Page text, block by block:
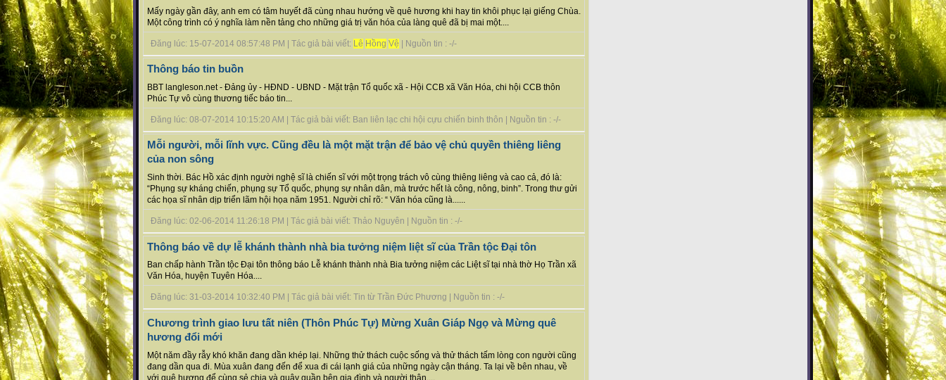
Mấy ngày gần đây, anh em có tâm huyết đã cùng nhau hướng về quê hương khi hay tin khôi phục lại giếng Chùa.
Một công trình có ý nghĩa làm nền tảng cho những giá trị văn hóa của làng quê đã bị mai một....
Đăng lúc: 15-07-2014 08:57:48 PM | Tác giả bài viết: Lê Hồng Vệ | Nguồn tin : -/-
Thông báo tin buồn
BBT langleson.net - Đảng ủy - HĐND - UBND - Mặt trận Tổ quốc xã - Hội CCB xã Văn Hóa, chi hội CCB thôn
Phúc Tự vô cùng thương tiếc báo tin...
Đăng lúc: 08-07-2014 10:15:20 AM | Tác giả bài viết: Ban liên lạc chi hội cựu chiến binh thôn | Nguồn tin : -/-
Mỗi người, mỗi lĩnh vực. Cũng đều là một mặt trận để bảo vệ chủ quyền thiêng liêng
của non sông
Sinh thời. Bác Hồ xác định người nghệ sĩ là chiến sĩ với một trọng trách vô cùng thiêng liêng và cao cả, đó là:
“Phụng sự kháng chiến, phụng sự Tổ quốc, phụng sự nhân dân, mà trước hết là công, nông, binh”. Trong thư gửi
các họa sĩ nhân dịp triển lãm hội họa năm 1951. Người chỉ rõ: “ Văn hóa cũng là......
Đăng lúc: 02-06-2014 11:26:18 PM | Tác giả bài viết: Thảo Nguyên | Nguồn tin : -/-
Thông báo về dự lễ khánh thành nhà bia tưởng niệm liệt sĩ của Trần tộc Đại tôn
Ban chấp hành Trần tộc Đại tôn thông báo Lễ khánh thành nhà Bia tưởng niệm các Liệt sĩ tại nhà thờ Họ Trần xã
Văn Hóa, huyện Tuyên Hóa....
Đăng lúc: 31-03-2014 10:32:40 PM | Tác giả bài viết: Tin từ Trần Đức Phương | Nguồn tin : -/-
Chương trình giao lưu tất niên (Thôn Phúc Tự) Mừng Xuân Giáp Ngọ và Mừng quê
hương đổi mới
Một năm đầy rẫy khó khăn đang dần khép lại. Những thử thách cuộc sống và thử thách tấm lòng con người cũng
đang dần qua đi. Mùa xuân đang đến để xua đi cái lạnh giá của những ngày cận tháng. Ta lại về bên nhau, về
với quê hương để cùng sẻ chia và quây quần bên gia đình và người thân....